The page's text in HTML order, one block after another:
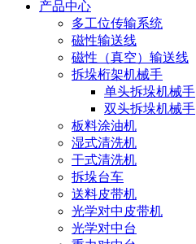
产品中心
多工位传输系统
磁性输送线
磁性（真空）输送线
拆垛桁架机械手
单头拆垛机械手
双头拆垛机械手
板料涂油机
湿式清洗机
干式清洗机
拆垛台车
送料皮带机
光学对中皮带机
光学对中台